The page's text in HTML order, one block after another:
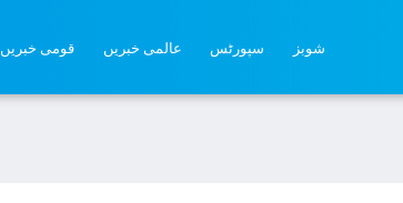
قومی خبریں عالمی خبریں سپورٹس شوبز